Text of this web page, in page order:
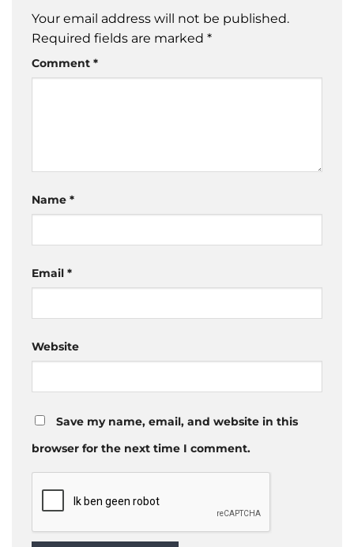
Your email address will not be published.
Required fields are marked *
Comment *
Name *
Email *
Website
Save my name, email, and website in this
browser for the next time I comment.